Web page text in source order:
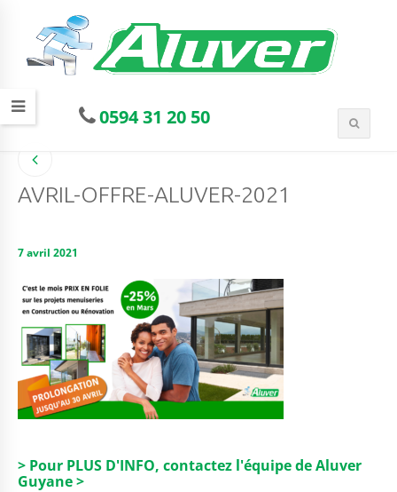
0594 31 20 50
AVRIL-OFFRE-ALUVER-2021
7 avril 2021
> Pour PLUS D'INFO, contactez l'équipe de Aluver
Guyane >